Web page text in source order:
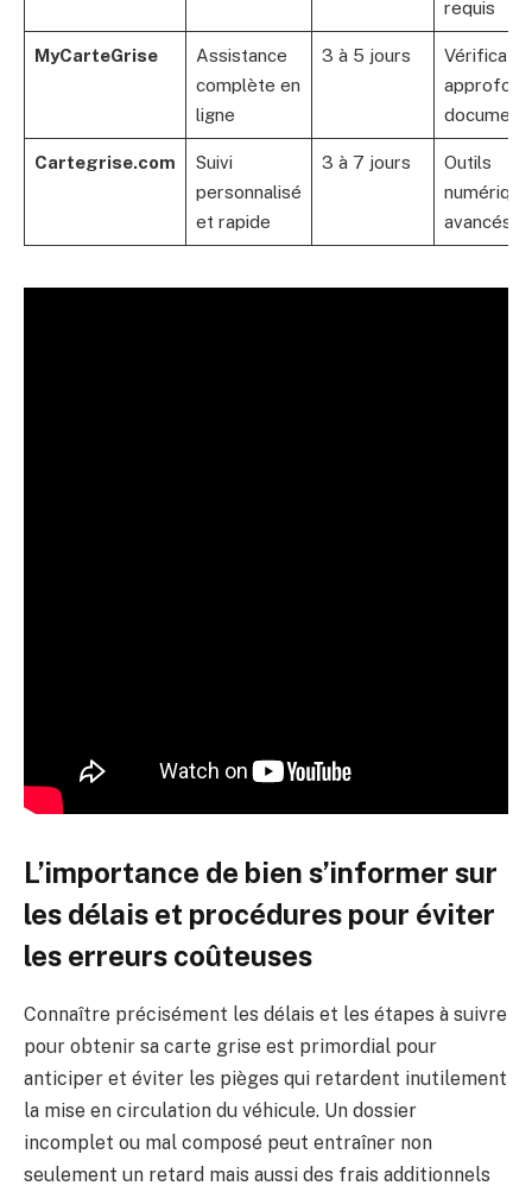
requis
MyCarteGrise
Assistance
complète en
ligne
3 à 5 jours
Cartegrise.com
Suivi
personnalisé
et rapide
3 à 7 jours
Outils
avancés
L’importance de bien s’informer sur
les délais et procédures pour éviter
les erreurs coûteuses
Connaître précisément les délais et les étapes à suivre
pour obtenir sa carte grise est primordial pour
anticiper et éviter les pièges qui retardent inutilement
la mise en circulation du véhicule. Un dossier
incomplet ou mal composé peut entraîner non
seulement un retard mais aussi des frais additionnels